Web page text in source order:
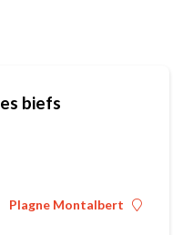
biefs
Plagne Montalbert